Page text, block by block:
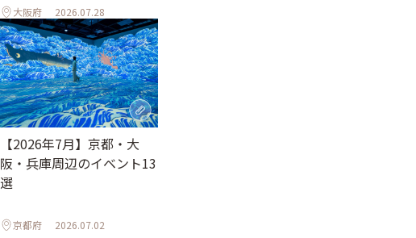
大阪府 2026.07.28
【2026年7月】京都・大
阪・兵庫周辺のイベント13
選
京都府 2026.07.02